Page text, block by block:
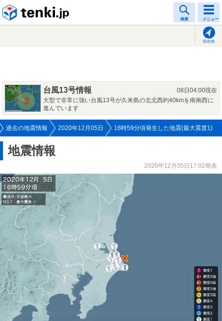
検索 メニュー
現在地
台風13号情報
08日04:00現在
大型で非常に強い台風13号が久米島の北北西約40kmを南南西に
進んでいます
過去の地震情報 2020年12月05日 16時59分頃発生した地震(最大震度1)
地震情報
2020年12月05日17:02発表